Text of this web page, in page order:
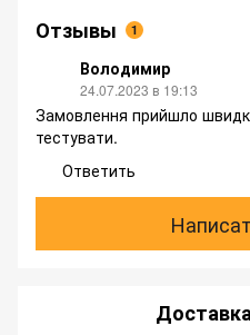
Отзывы 1
Володимир
24.07.2023 в 19:13
Замовлення прийшло
тестувати.
Ответить